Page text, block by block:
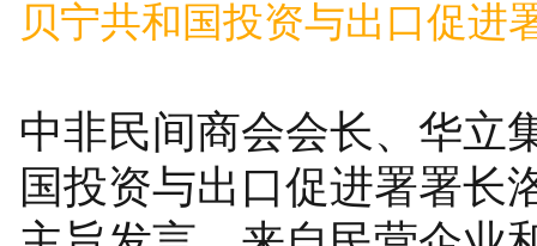
贝宁共和国投资与出口促进
中非民间商会会长、华立
国投资与出口促进署署长